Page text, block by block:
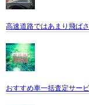
高速道路ではあまり飛ば
おすすめ車一括査定サー